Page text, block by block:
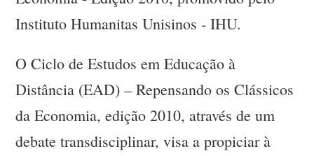
Instituto Humanitas Unisinos - IHU.
O Ciclo de Estudos em Educação à
Distância (EAD) – Repensando os Clássicos
da Economia, edição 2010, através de um
debate transdisciplinar, visa a propiciar à